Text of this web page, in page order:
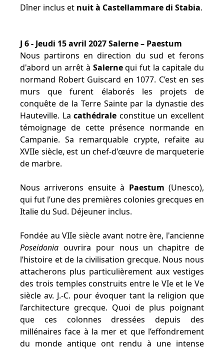
Dîner inclus et nuit à Castellammare di Stabia.
J 6 - Jeudi 15 avril 2027 Salerne – Paestum
Nous partirons en direction du sud et ferons
d'abord un arrêt à Salernequi fut la capitale du
normand Robert Guiscard en 1077. C’est en ses
murs que furent élaborés les projets de
conquête de la Terre Sainte par la dynastie des
Hauteville. Lacathédrale constitue un excellent
témoignage de cette présence normande en
Campanie. Sa remarquable crypte, refaite au
XVIIe siècle, est un chef-d'œuvre de marqueterie
de marbre.
Nous arriverons ensuite à Paestum (Unesco),
qui fut l’une des premières colonies grecques en
Italie du Sud. Déjeuner inclus.
Fondée au VIIe siècle avant notre ère, l'ancienne
Poseidonia ouvrira pour nous un chapitre de
l’histoire et de la civilisation grecque. Nous nous
attacherons plus particulièrement aux vestiges
des trois temples construits entre le VIe et le Ve
siècle av. J.-C. pour évoquer tant la religion que
l’architecture grecque. Quoi de plus poignant
que ces colonnes dressées depuis des
millénaires face à la mer et que l’effondrement
du monde antique ont rendu à une intense